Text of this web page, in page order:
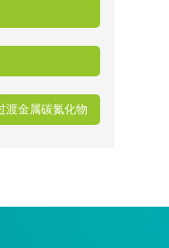
渡金属碳氮化物